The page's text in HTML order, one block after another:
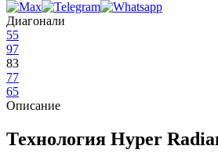
Диагонали
55
97
83
77
65
Описание
Технология Hyper